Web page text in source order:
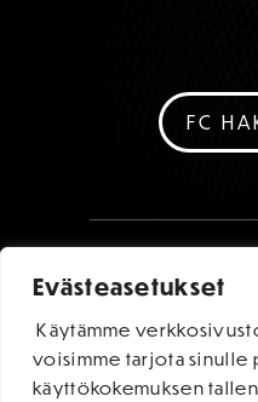
Evästeasetukset
Käytämme
voisimme tarjota sinulle
käyttökokemuksen
FC